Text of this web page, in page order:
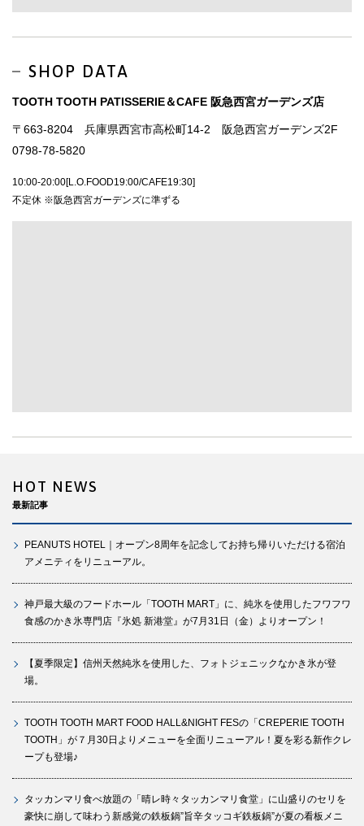
SHOP DATA
TOOTH TOOTH PATISSERIE＆CAFE 阪急西宮ガーデンズ店
〒663-8204 兵庫県西宮市高松町14-2 阪急西宮ガーデンズ2F
0798-78-5820
10:00-20:00[L.O.FOOD19:00/CAFE19:30]
不定休 ※阪急西宮ガーデンズに準ずる
HOT NEWS
最新記事
PEANUTS HOTEL｜オープン8周年を記念してお持ち帰りいただける宿泊
アメニティをリニューアル。
神戸最大級のフードホール「TOOTH MART」に、純氷を使用したフワフワ
食感のかき氷専門店『氷処 新港堂』が7月31日（金）よりオープン！
【夏季限定】信州天然純氷を使用した、フォトジェニックなかき氷が登
場。
TOOTH TOOTH MART FOOD HALL&NIGHT FESの「CREPERIE TOOTH
TOOTH」が７月30日よりメニューを全面リニューアル！夏を彩る新作クレ
ープも登場♪
タッカンマリ食べ放題の「晴レ時々タッカンマリ食堂」に山盛りのセリを
豪快に崩して味わう新感覚の鉄板鍋”旨辛タッコギ鉄板鍋”が夏の看板メニ